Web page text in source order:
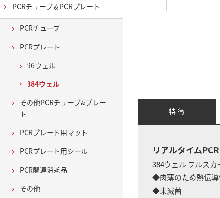
特 徴
リアルタイム
384ウェル フルスカ
◆肉薄のため熱伝導
◆未滅菌
PCRチューブ＆PCRプレート
PCRチューブ
PCRプレート
96ウェル
384ウェル
その他PCRチューブ&プレー
ト
PCRプレート用マット
PCRプレート用シール
PCR関連消耗品
その他